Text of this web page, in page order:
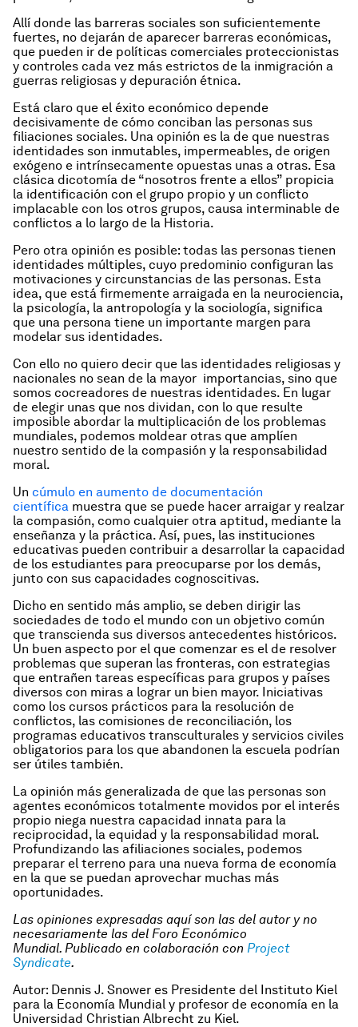
Allí donde las barreras sociales son suficientemente
fuertes, no dejarán de aparecer barreras económicas,
que pueden ir de políticas comerciales proteccionistas
y controles cada vez más estrictos de la inmigración a
guerras religiosas y depuración étnica.
Está claro que el éxito económico depende
decisivamente de cómo conciban las personas sus
filiaciones sociales. Una opinión es la de que nuestras
identidades son inmutables, impermeables, de origen
exógeno e intrínsecamente opuestas unas a otras. Esa
clásica dicotomía de “nosotros frente a ellos” propicia
la identificación con el grupo propio y un conflicto
implacable con los otros grupos, causa interminable de
conflictos a lo largo de la Historia.
Pero otra opinión es posible: todas las personas tienen
identidades múltiples, cuyo predominio configuran las
motivaciones y circunstancias de las personas. Esta
idea, que está firmemente arraigada en la neurociencia,
la psicología, la antropología y la sociología, significa
que una persona tiene un importante margen para
modelar sus identidades.
Con ello no quiero decir que las identidades religiosas y
nacionales no sean de la mayor importancias, sino que
somos cocreadores de nuestras identidades. En lugar
de elegir unas que nos dividan, con lo que resulte
imposible abordar la multiplicación de los problemas
mundiales, podemos moldear otras que amplíen
nuestro sentido de la compasión y la responsabilidad
moral.
Un cúmulo en aumento de documentación
científica muestra que se puede hacer arraigar y realzar
la compasión, como cualquier otra aptitud, mediante la
enseñanza y la práctica. Así, pues, las instituciones
educativas pueden contribuir a desarrollar la capacidad
de los estudiantes para preocuparse por los demás,
junto con sus capacidades cognoscitivas.
Dicho en sentido más amplio, se deben dirigir las
sociedades de todo el mundo con un objetivo común
que transcienda sus diversos antecedentes históricos.
Un buen aspecto por el que comenzar es el de resolver
problemas que superan las fronteras, con estrategias
que entrañen tareas específicas para grupos y países
diversos con miras a lograr un bien mayor. Iniciativas
como los cursos prácticos para la resolución de
conflictos, las comisiones de reconciliación, los
programas educativos transculturales y servicios civiles
obligatorios para los que abandonen la escuela podrían
ser útiles también.
La opinión más generalizada de que las personas son
agentes económicos totalmente movidos por el interés
propio niega nuestra capacidad innata para la
reciprocidad, la equidad y la responsabilidad moral.
Profundizando las afiliaciones sociales, podemos
preparar el terreno para una nueva forma de economía
en la que se puedan aprovechar muchas más
oportunidades.
Las opiniones expresadas aquí son las del autor y no
necesariamente las del Foro Económico
Mundial. Publicado en colaboración con Project
Syndicate.
Autor: Dennis J. Snower es Presidente del Instituto Kiel
para la Economía Mundial y profesor de economía en la
Universidad Christian Albrecht zu Kiel.